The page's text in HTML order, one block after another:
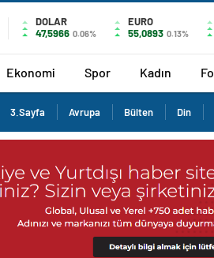
DOLAR
47,5966 0.06%
EURO
55,0893 0.13%
Ekonomi Spor Kadın
3.Sayfa Avrupa Bülten Din